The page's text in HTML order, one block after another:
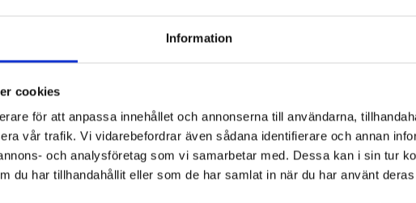
Information
cookies
för att anpassa innehållet och annonserna till användarna,
vår trafik. Vi vidarebefordrar även sådana identifierare och annan
och analysföretag som vi samarbetar med. Dessa kan i sin tur
du har tillhandahållit eller som de har samlat in när du har använt